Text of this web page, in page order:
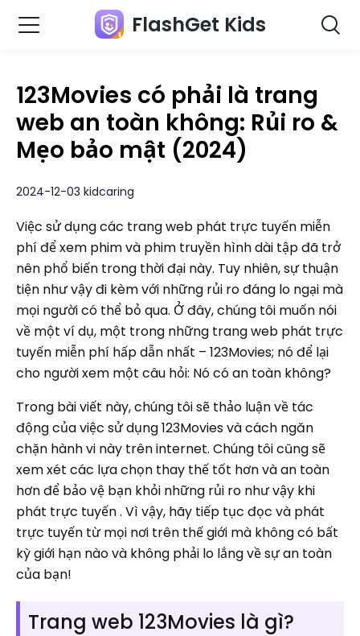
FlashGet Kids
123Movies có phải là trang
web an toàn không: Rủi ro &
Mẹo bảo mật (2024)
2024-12-03 kidcaring
Việc sử dụng các trang web phát trực tuyến miễn
phí để xem phim và phim truyền hình dài tập đã trở
nên phổ biến trong thời đại này. Tuy nhiên, sự thuận
tiện như vậy đi kèm với những rủi ro đáng lo ngại mà
mọi người có thể bỏ qua. Ở đây, chúng tôi muốn nói
về một ví dụ, một trong những trang web phát trực
tuyến miễn phí hấp dẫn nhất – 123Movies; nó để lại
cho người xem một câu hỏi: Nó có an toàn không?
Trong bài viết này, chúng tôi sẽ thảo luận về tác
động của việc sử dụng 123Movies và cách ngăn
chặn hành vi này trên internet. Chúng tôi cũng sẽ
xem xét các lựa chọn thay thế tốt hơn và an toàn
hơn để bảo vệ bạn khỏi những rủi ro như vậy khi
phát trực tuyến . Vì vậy, hãy tiếp tục đọc và phát
trực tuyến từ mọi nơi trên thế giới mà không có bất
kỳ giới hạn nào và không phải lo lắng về sự an toàn
của bạn!
Trang web 123Movies là gì?